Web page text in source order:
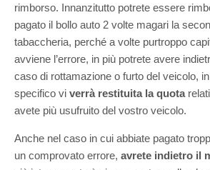
rimborso. Innanzitutto potrete essere
pagato il bollo auto 2 volte magari la
tabaccheria, perché a volte purtroppo
avviene l’errore, in più potrete avere
caso di rottamazione o furto del veicolo,
specifico vi verrà restituita la quota
avete più usufruito del vostro veicolo.
Anche nel caso in cui abbiate pagato
un comprovato errore, avrete indietro il